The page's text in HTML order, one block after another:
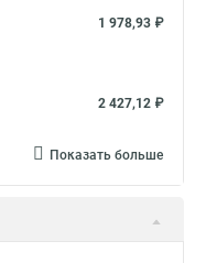
1 978,93 ₽
2 427,12 ₽
Показать больше